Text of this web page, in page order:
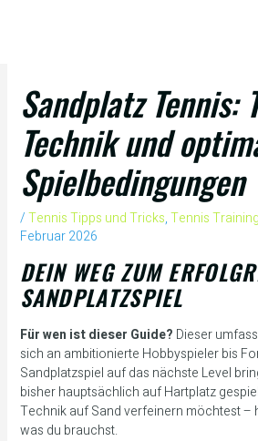
Sandplatz Tennis:
Technik und
Spielbedingungen
/Tennis Tipps und Tricks,Tennis Training
Februar 2026
DEIN WEG ZUM
SANDPLATZSPIEL
Für wen ist dieser Guide? Dieser
sich an ambitionierte Hobbyspieler bis
Sandplatzspiel auf das nächste Level
bisher hauptsächlich auf Hartplatz
Technik auf Sand verfeinern möchtest –
was du brauchst.